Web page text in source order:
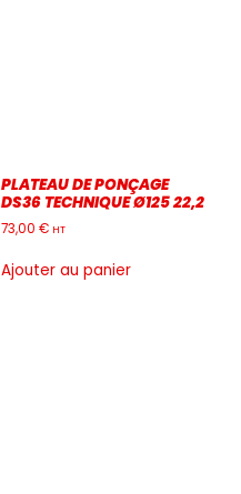
PLATEAU DE PONÇAGE
DS36 TECHNIQUE Ø125 22,2
73,00 € HT
Ajouter au panier